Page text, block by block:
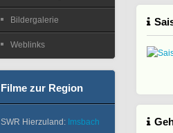
Bildergalerie
Weblinks
Filme zur Region
SWR Hierzuland: Imsbach